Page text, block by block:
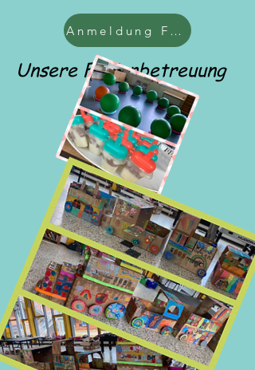
Anmeldung Ferienbetreuung
Unsere Ferienbetreuung